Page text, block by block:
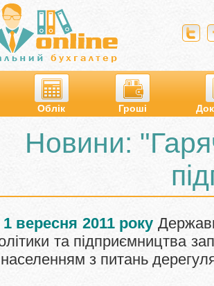
Облік Гроші
Новини:
1 вересня 2011 року
та підприємництва
населенням з питань